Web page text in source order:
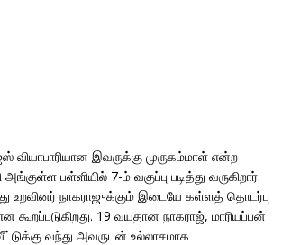
வியாபாரியான இவருக்கு முருகம்மாள் என்ற
பள்ளியில் 7-ம் வகுப்பு படித்து வருகிறார்.
உறவினர் நாகராஜுக்கும் இடையே கள்ளத் தொடர்பு
கூறப்படுகிறது. 19 வயதான நாகராஜ், மாரியப்பன்
வந்து அவருடன் உல்லாசமாக